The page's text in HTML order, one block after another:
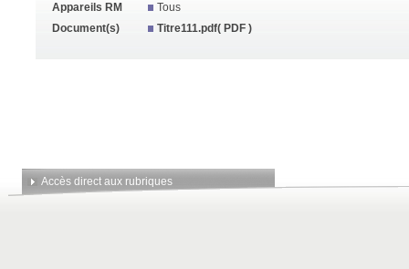
Appareils RM
Tous
Document(s)
Titre111.pdf( PDF )
Accès direct aux rubriques